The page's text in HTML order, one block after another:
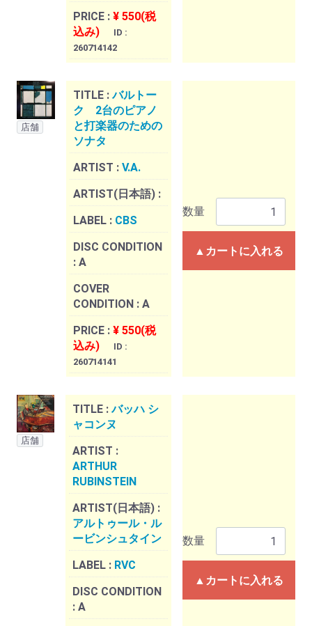
PRICE : ¥ 550(税
込み)
ID :
260714142
店舗
TITLE :バルトー
ク 2台のピアノ
と打楽器のための
ソナタ
ARTIST : V.A.
ARTIST(日本語) :
LABEL : CBS
DISC CONDITION
: A
COVER
CONDITION : A
PRICE : ¥ 550(税
込み)
ID :
260714141
数量
▲カートに入れる
店舗
TITLE :バッハ シ
ャコンヌ
ARTIST :
ARTHUR
RUBINSTEIN
ARTIST(日本語) :
アルトゥール・ル
ービンシュタイン
LABEL : RVC
DISC CONDITION
: A
数量
▲カートに入れる